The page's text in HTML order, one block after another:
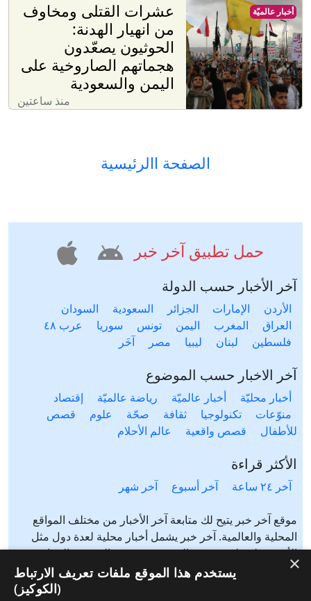
عشرات القتلى ومخاوف
من انهيار الهدنة:
الحوثيون يصعّدون
هجماتهم الصاروخية على
اليمن والسعودية
منذ ساعتين
أخبار عالميّة
الصفحة االرئيسية
حمل تطبيق آخر خبر
آخر الأخبار حسب الدولة
الأردن الإمارات الجزائر السعودية
السودان
العراق
المغرب اليمن تونس سوريا
عرب ٤٨
فلسطين
لبنان ليبيا مصر آخَر
آخر الاخبار حسب الموضوع
أخبار محليّة أخبار عالميّة رياضة عالميّة
إقتصاد
منوّعات
تكنولوجيا ثقافة صحّة علوم
قصص
للأطفال
قصص واقعية عالم الأحلام
الأكثر قراءة
آخر ٢٤ ساعة آخر أسبوع آخر شهر
موقع آخر خبر يتيح لك متابعة آخر الأخبار من مختلف المواقع
المحلية والعالمية. آخر خبر يشمل أخبار محلية لعدة دول مثل
الأردن، فلسطين، مصر، السعودية، تونس، المغرب، الجزائر،
عرب ٤٨، لبنان، العراق، اليمن وغيرها آخر خبر يتيح متابعة أخبار
من شتى المواضيع مثل: أخبار محلية، أخبار عالمية، رياضة،
×
يستخدم هذا الموقع ملفات تعريف الارتباط
(الكوكيز)